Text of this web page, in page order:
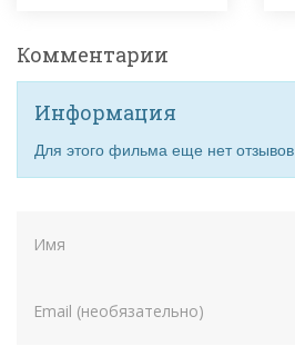
Комментарии
Информация
Для этого фильма еще нет отзывов